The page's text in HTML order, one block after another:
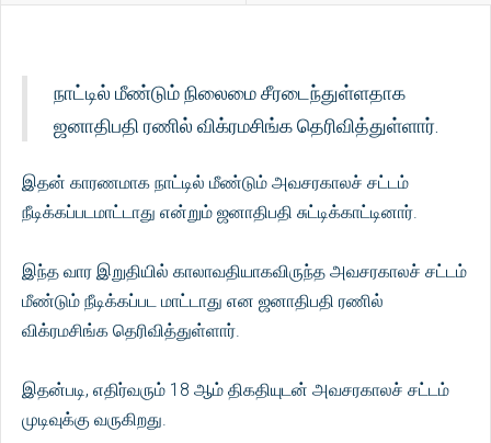
நாட்டில் மீண்டும் நிலைமை சீரடைந்துள்ளதாக
ஜனாதிபதி ரணில் விக்ரமசிங்க தெரிவித்துள்ளார்.
இதன் காரணமாக நாட்டில் மீண்டும் அவசரகாலச் சட்டம்
நீடிக்கப்படமாட்டாது என்றும் ஜனாதிபதி சுட்டிக்காட்டினார்.
இந்த வார இறுதியில் காலாவதியாகவிருந்த அவசரகாலச் சட்டம்
மீண்டும் நீடிக்கப்பட மாட்டாது என ஜனாதிபதி ரணில்
விக்ரமசிங்க தெரிவித்துள்ளார்.
இதன்படி, எதிர்வரும் 18 ஆம் திகதியுடன் அவசரகாலச் சட்டம்
முடிவுக்கு வருகிறது.